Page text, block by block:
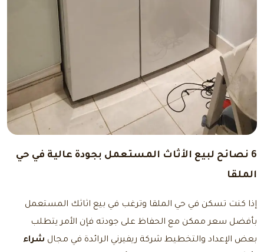
6 نصائح لبيع الأثاث المستعمل بجودة عالية في حي
الملقا
إذا كنت تسكن في حي الملقا وترغب في بيع اثاثك المستعمل
بأفضل سعر ممكن مع الحفاظ على جودته فإن الأمر يتطلب
بعض الإعداد والتخطيط شركة ريفيرني الرائدة في مجال شراء